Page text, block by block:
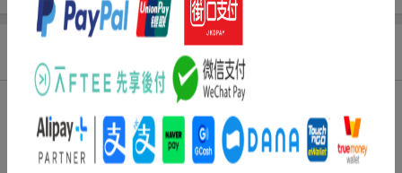
本企画は、昭和に起きた不思議なエピソードの真相に迫ることを
コンセプトとして展開する実話誌となります。